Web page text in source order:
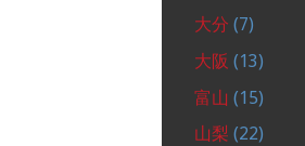
大分 (7)
大阪 (13)
富山 (15)
山梨 (22)